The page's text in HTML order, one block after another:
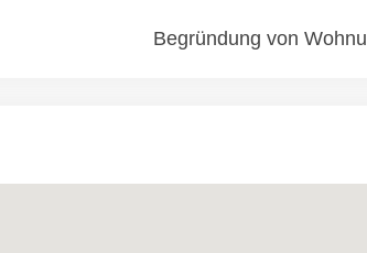
Begründung von